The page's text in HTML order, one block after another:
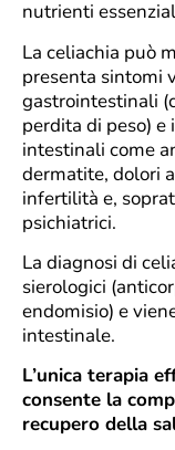
nutrienti
La celiachia può
presenta sintomi
gastrointestinali
perdita di peso)
intestinali come
dermatite, dolori
infertilità e,
psichiatrici.
La diagnosi di
sierologici
endomisio) e
intestinale.
L’unica terapia
consente la
recupero della